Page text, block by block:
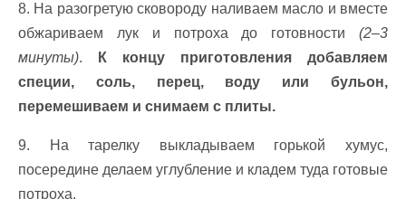
8. На разогретую сковороду наливаем масло и вместе
обжариваем лук и потроха до готовности (2–3
минуты).
К концу приготовления добавляем
специи, соль, перец, воду или бульон,
перемешиваем и снимаем с плиты.
9. На тарелку выкладываем горькой хумус,
посередине делаем углубление и кладем туда готовые
потроха.